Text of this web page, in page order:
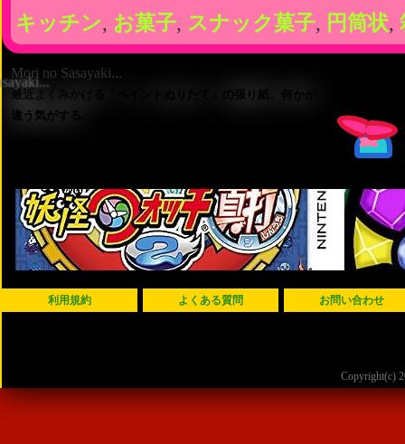
キッチン, お菓子, スナック菓子, 円筒状,
Mori no Sasayaki...
最近よくみかける「ペイントぬりたて」の張り紙、何かが
違う気がする・・・
利用規約 よくある質問 お問い合わせ
Copyright(c)